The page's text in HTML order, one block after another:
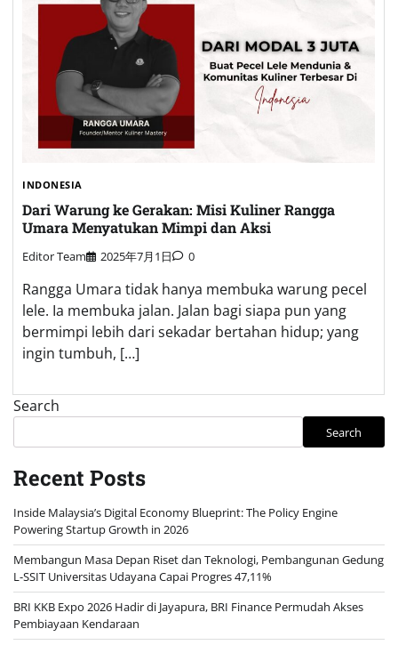
INDONESIA
Dari Warung ke Gerakan: Misi Kuliner Rangga
Umara Menyatukan Mimpi dan Aksi
Editor Team 2025年7月1日 0
Rangga Umara tidak hanya membuka warung pecel
lele. Ia membuka jalan. Jalan bagi siapa pun yang
bermimpi lebih dari sekadar bertahan hidup; yang
ingin tumbuh, […]
Search
Search
Recent Posts
Inside Malaysia’s Digital Economy Blueprint: The Policy Engine
Powering Startup Growth in 2026
Membangun Masa Depan Riset dan Teknologi, Pembangunan Gedung
L-SSIT Universitas Udayana Capai Progres 47,11%
BRI KKB Expo 2026 Hadir di Jayapura, BRI Finance Permudah Akses
Pembiayaan Kendaraan